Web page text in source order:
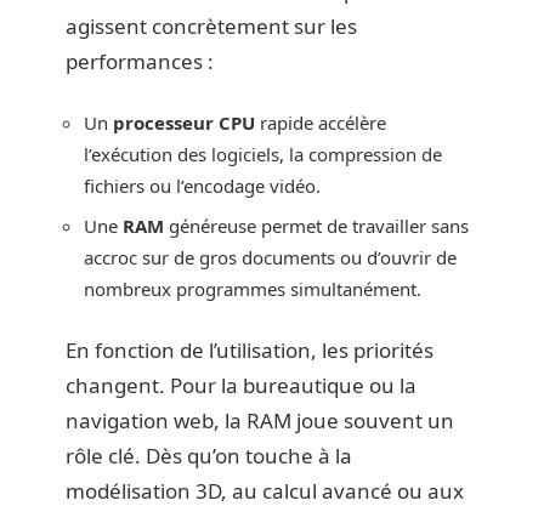
agissent concrètement sur les
performances :
Un processeur CPU rapide accélère
l’exécution des logiciels, la compression de
fichiers ou l’encodage vidéo.
Une RAM généreuse permet de travailler sans
accroc sur de gros documents ou d’ouvrir de
nombreux programmes simultanément.
En fonction de l’utilisation, les priorités
changent. Pour la bureautique ou la
navigation web, la RAM joue souvent un
rôle clé. Dès qu’on touche à la
modélisation 3D, au calcul avancé ou aux